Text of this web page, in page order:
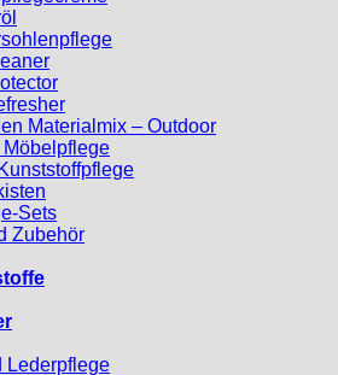
Materialmix – Outdoor
Sets
Zubehör
Lederpflege